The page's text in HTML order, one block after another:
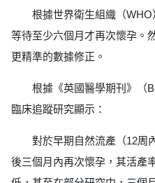
根據世界衛生組織（
等待至少六個月才再次懷孕。
更精準的數據修正。
根據《英國醫學期刊》（
臨床追蹤研究顯示：
對於早期自然流產（12周
後三個月內再次懷孕，其活產